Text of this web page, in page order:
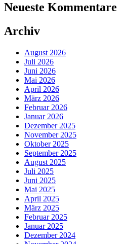
Neueste Kommentare
Archiv
August 2026
Juli 2026
Juni 2026
Mai 2026
April 2026
März 2026
Februar 2026
Januar 2026
Dezember 2025
November 2025
Oktober 2025
September 2025
August 2025
Juli 2025
Juni 2025
Mai 2025
April 2025
März 2025
Februar 2025
Januar 2025
Dezember 2024